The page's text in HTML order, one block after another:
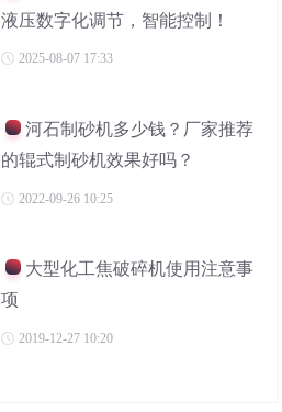
液压数字化调节，智能控制！
2025-08-07 17:33
河石制砂机多少钱？厂家推荐
的辊式制砂机效果好吗？
2022-09-26 10:25
大型化工焦破碎机使用注意事
项
2019-12-27 10:20